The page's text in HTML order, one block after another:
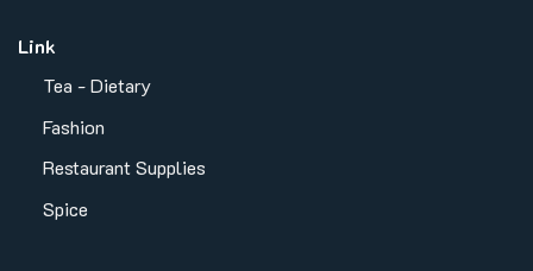
Link
Tea - Dietary
Fashion
Restaurant Supplies
Spice